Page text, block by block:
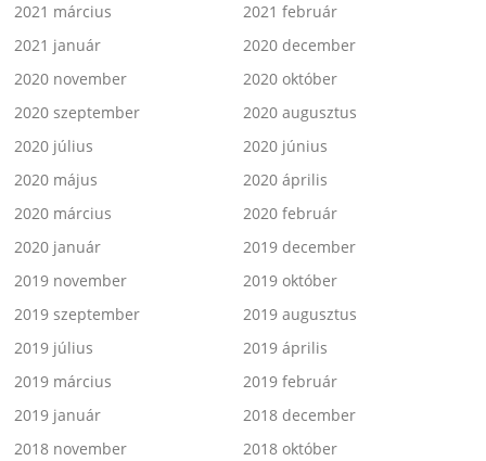
2021 március
2021 február
2021 január
2020 december
2020 november
2020 október
2020 szeptember
2020 augusztus
2020 július
2020 június
2020 május
2020 április
2020 március
2020 február
2020 január
2019 december
2019 november
2019 október
2019 szeptember
2019 augusztus
2019 július
2019 április
2019 március
2019 február
2019 január
2018 december
2018 november
2018 október